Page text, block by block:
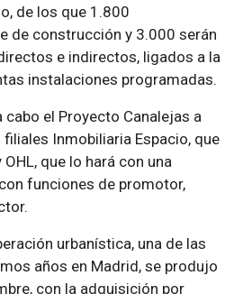
de los que 1.800
de construcción y 3.000 serán
e indirectos, ligados a la
instalaciones programadas.
cabo el Proyecto Canalejas a
Inmobiliaria Espacio, que
que lo hará con una
funciones de promotor,
urbanística, una de las
años en Madrid, se produjo
con la adquisición por